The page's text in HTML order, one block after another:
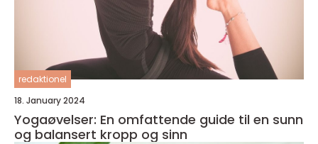
redaktionel
18. January 2024
Yogaøvelser: En omfattende guide til en sunn
og balansert kropp og sinn